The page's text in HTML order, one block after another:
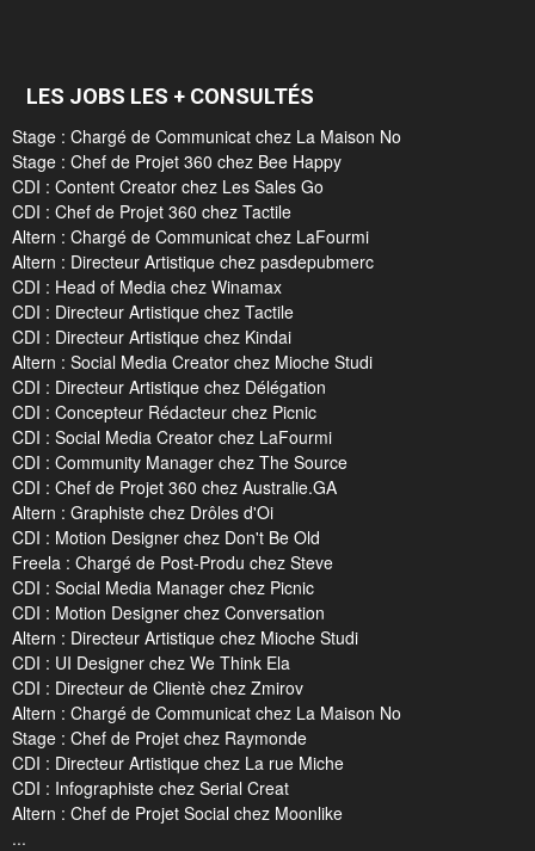
LES JOBS LES + CONSULTÉS
Stage : Chargé de Communicat chez La Maison No
Stage : Chef de Projet 360 chez Bee Happy
CDI : Content Creator chez Les Sales Go
CDI : Chef de Projet 360 chez Tactile
Altern : Chargé de Communicat chez LaFourmi
Altern : Directeur Artistique chez pasdepubmerc
CDI : Head of Media chez Winamax
CDI : Directeur Artistique chez Tactile
CDI : Directeur Artistique chez Kindai
Altern : Social Media Creator chez Mioche Studi
CDI : Directeur Artistique chez Délégation
CDI : Concepteur Rédacteur chez Picnic
CDI : Social Media Creator chez LaFourmi
CDI : Community Manager chez The Source
CDI : Chef de Projet 360 chez Australie.GA
Altern : Graphiste chez Drôles d'Oi
CDI : Motion Designer chez Don't Be Old
Freela : Chargé de Post-Produ chez Steve
CDI : Social Media Manager chez Picnic
CDI : Motion Designer chez Conversation
Altern : Directeur Artistique chez Mioche Studi
CDI : UI Designer chez We Think Ela
CDI : Directeur de Clientè chez Zmirov
Altern : Chargé de Communicat chez La Maison No
Stage : Chef de Projet chez Raymonde
CDI : Directeur Artistique chez La rue Miche
CDI : Infographiste chez Serial Creat
Altern : Chef de Projet Social chez Moonlike
...